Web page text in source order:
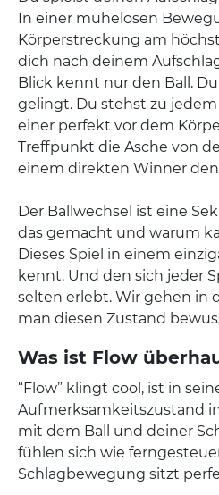
In einer mühelosen
Körperstreckung am
dich nach deinem
Blick kennt nur den Ball.
gelingt. Du stehst zu
einer perfekt vor dem
Treffpunkt die Asche von
einem direkten Winner
Der Ballwechsel ist eine
das gemacht und warum
Dieses Spiel in einem
kennt. Und den sich jeder
selten erlebt. Wir gehen in
man diesen Zustand
Was ist Flow
“Flow” klingt cool, ist in
Aufmerksamkeitszustand
mit dem Ball und deiner
fühlen sich wie
Schlagbewegung sitzt